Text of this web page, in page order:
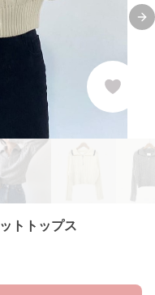
トトップス